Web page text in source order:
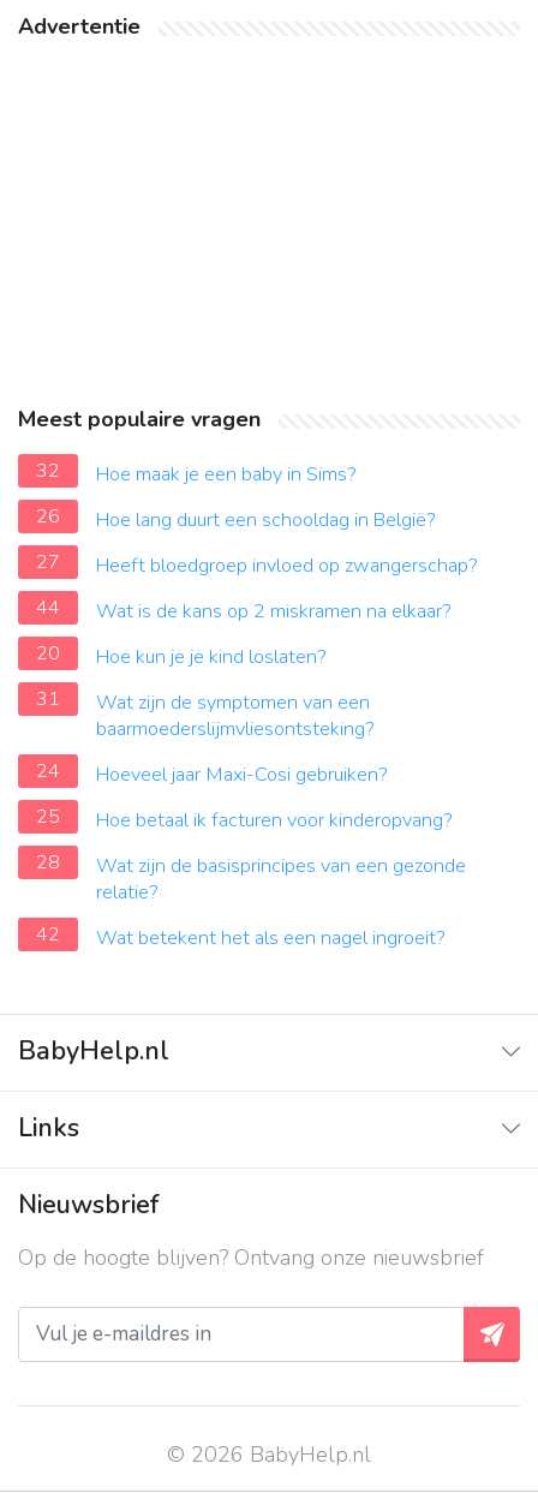
Advertentie
Meest populaire vragen
32
Hoe maak je een baby in Sims?
26
Hoe lang duurt een schooldag in België?
27
Heeft bloedgroep invloed op zwangerschap?
44
Wat is de kans op 2 miskramen na elkaar?
20
Hoe kun je je kind loslaten?
31
Wat zijn de symptomen van een
baarmoederslijmvliesontsteking?
24
Hoeveel jaar Maxi-Cosi gebruiken?
25
Hoe betaal ik facturen voor kinderopvang?
28
Wat zijn de basisprincipes van een gezonde
relatie?
42
Wat betekent het als een nagel ingroeit?
BabyHelp.nl
Vraag & Antwoord
Links
Contact
Over ons
Privacy beleid
Nieuwsbrief
Op de hoogte blijven? Ontvang onze nieuwsbrief
© 2026 BabyHelp.nl